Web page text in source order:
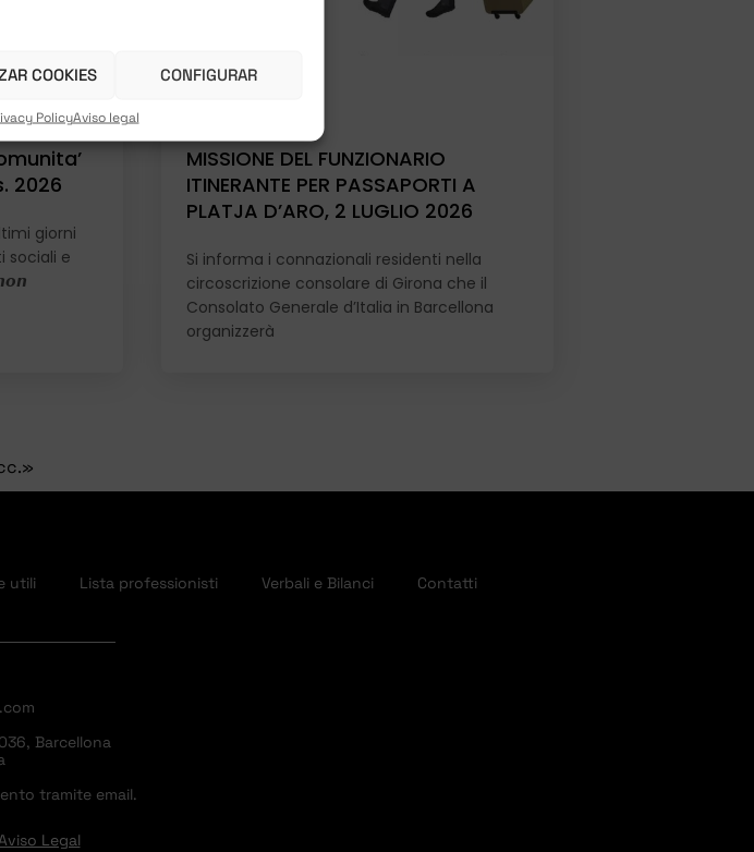
COOKIES CONFIGURAR
PolicyAviso legal
2026
giorni
sociali e
MISSIONE DEL FUNZIONARIO
ITINERANTE PER PASSAPORTI A
PLATJA D’ARO, 2 LUGLIO 2026
Si informa i connazionali residenti nella
circoscrizione consolare di Girona che il
Consolato Generale d’Italia in Barcellona
organizzerà
utili Lista professionisti Verbali e Bilanci Contatti
Barcellona
tramite email.
Legal